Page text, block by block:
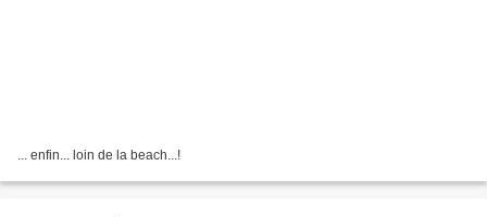
... enfin... loin de la beach...!